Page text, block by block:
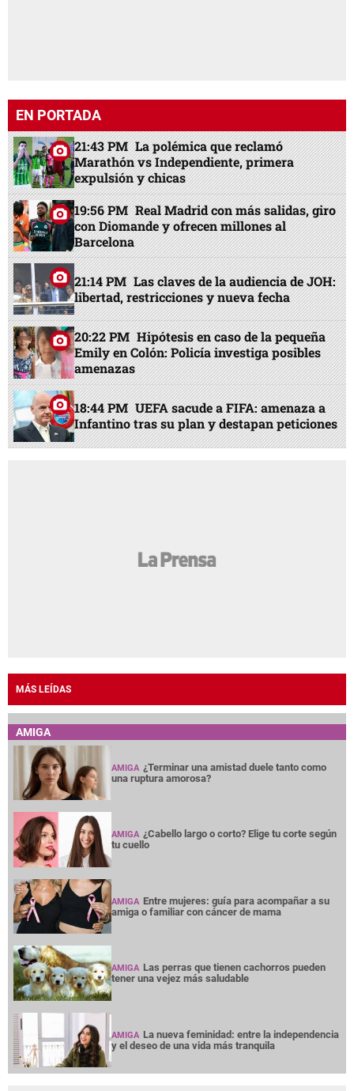
EN PORTADA
21:43 PM La polémica que reclamó
Marathón vs Independiente, primera
expulsión y chicas
19:56 PM Real Madrid con más salidas, giro
con Diomande y ofrecen millones al
Barcelona
21:14 PM Las claves de la audiencia de JOH:
libertad, restricciones y nueva fecha
20:22 PM Hipótesis en caso de la pequeña
Emily en Colón: Policía investiga posibles
amenazas
18:44 PM UEFA sacude a FIFA: amenaza a
Infantino tras su plan y destapan peticiones
MÁS LEÍDAS
AMIGA
AMIGA ¿Terminar una amistad duele tanto como
una ruptura amorosa?
AMIGA ¿Cabello largo o corto? Elige tu corte según
tu cuello
AMIGA Entre mujeres: guía para acompañar a su
amiga o familiar con cáncer de mama
AMIGA Las perras que tienen cachorros pueden
tener una vejez más saludable
AMIGA La nueva feminidad: entre la independencia
y el deseo de una vida más tranquila